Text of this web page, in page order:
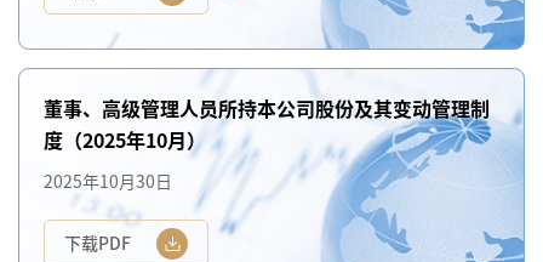
董事、高级管理人员所持本公司股份及其变动管理制
度（2025年10月）
2025年10月30日
下载PDF